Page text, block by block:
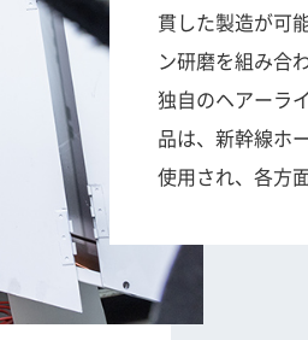
貫した製造が可
ン研磨を組み合
独自のヘアーラ
品は、新幹線ホ
使用され、各方